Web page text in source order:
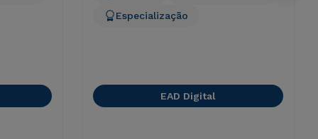
Especialização
EAD Digital